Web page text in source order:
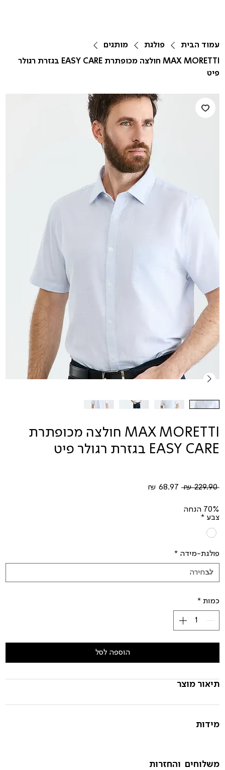
עמוד הבית פולגת
מותגים
MAX MORETTI חולצה מכופתרת EASY CARE בגזרת רגולר
פיט
MAX MORETTI חולצה מכופתרת
EASY CARE בגזרת רגולר פיט
‏229.90 ‏₪
מחיר
70% הנחה
צבע *
פולגת-מידה *
כמות *
הוספה לסל
תיאור מוצר
מידות
משלוחים והחזרות